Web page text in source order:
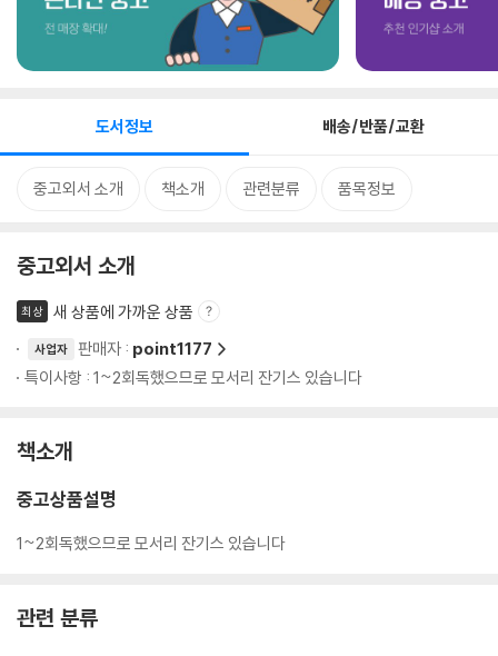
도서정보 배송/반품/교환
중고외서 소개 책소개 관련분류 품목정보
중고외서 소개
최상 새 상품에 가까운 상품
사업자 판매자 : point1177
특이사항 : 1~2회독했으므로 모서리 잔기스 있습니다
책소개
중고상품설명
1~2회독했으므로 모서리 잔기스 있습니다
관련 분류